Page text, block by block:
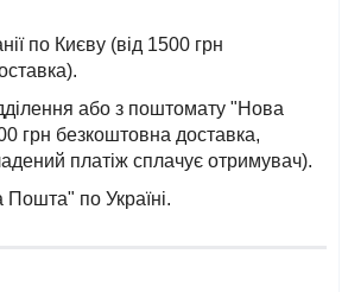
по Києву (від 1500 грн
або з поштомату "Нова
грн безкоштовна доставка,
платіж сплачує отримувач).
по Україні.